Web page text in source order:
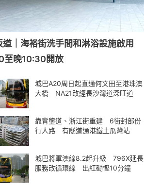
道｜海裕街洗手間和淋浴設施啟用
至晚10:30開放
城巴A20周日起直通何文田至港珠澳
大橋 NA21改經長沙灣道深旺道
靠背壟道、浙江街重建 6街封部份
行人路 有隧道通港鐵土瓜灣站
城巴將軍澳線8.2起升級 796X延長
服務改循環線 出紅磡慳10分鐘